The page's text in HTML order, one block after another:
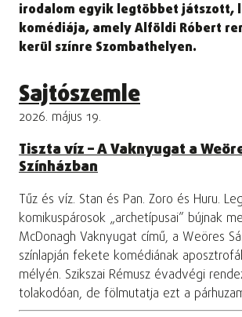
irodalom egyik legtöbbet játszott,
komédiája, amely Alföldi Róbert
kerül színre Szombathelyen.
Sajtószemle
2026. május 19.
Tiszta víz – A Vaknyugat a
Színházban
Tűz és víz. Stan és Pan. Zoro és Huru.
komikuspárosok „archetípusai” bújnak
McDonagh Vaknyugat című, a Weöres
színlapján fekete komédiának
mélyén. Szikszai Rémusz évadvégi
tolakodóan, de fölmutatja ezt a